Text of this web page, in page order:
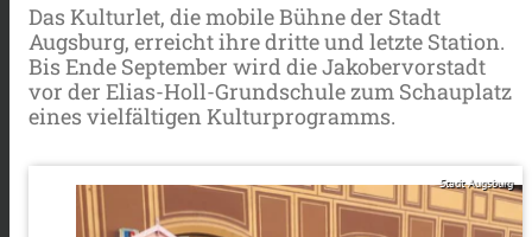
Das Kulturlet, die mobile Bühne der Stadt
Augsburg, erreicht ihre dritte und letzte Station.
Bis Ende September wird die Jakobervorstadt
vor der Elias-Holl-Grundschule zum Schauplatz
eines vielfältigen Kulturprogramms.
Stadt Augsburg